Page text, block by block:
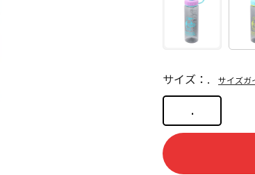
.
サイズ：. サイズガ